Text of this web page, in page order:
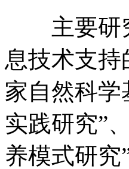
主要研究
息技术支
家自然科
实践研究”
养模式研究